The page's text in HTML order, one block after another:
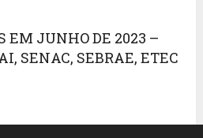
EM JUNHO DE 2023 –
SENAC, SEBRAE, ETEC